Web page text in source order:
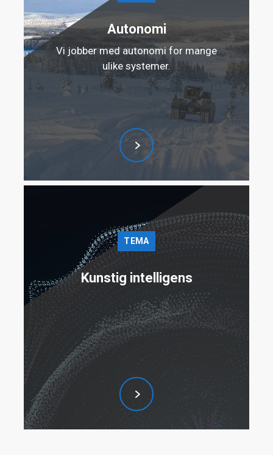
Autonomi
Vi jobber med autonomi for mange
ulike systemer.
TEMA
Kunstig intelligens